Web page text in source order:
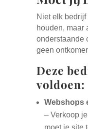
Niet elk
houden, maar
onderstaande
geen
Deze
voldoen:
Webshops
– Verkoop
moet je site